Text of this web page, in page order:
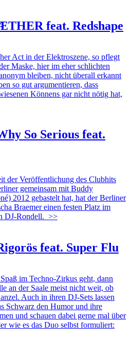
feat. Redshape
Act in der Elektroszene, so pflegt
Maske, hier im eher schlichten
bleiben, nicht überall erkannt
so gut argumentieren, dass
Könnens gar nicht nötig hat,
So Serious feat.
der Veröffentlichung des Clubhits
gemeinsam mit Buddy
2012 gebastelt hat, hat der Berliner
Braemer einen festen Platz im
DJ-Rondell. >>
feat. Super Flu
im Techno-Zirkus geht, dann
an der Saale meist nicht weit, ob
Auch in ihren DJ-Sets lassen
Schwarz den Humor und ihre
und schauen dabei gerne mal über
wie es das Duo selbst formuliert: